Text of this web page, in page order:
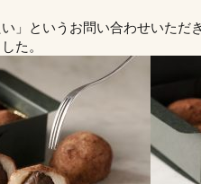
い」というお問い合わせいただ
た。